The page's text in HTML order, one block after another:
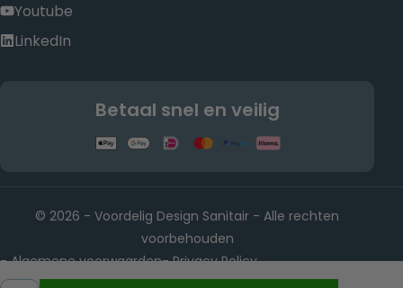
Youtube
LinkedIn
Betaal snel en veilig
© 2026 - Voordelig Design Sanitair - Alle rechten
voorbehouden
- Algemene voorwaarden- Privacy Policy
-Rietwijkeroordweg 22, 1432 JE Aalsmeer KvK-nummer: